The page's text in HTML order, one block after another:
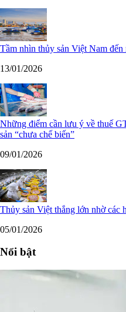
Tầm nhìn thủy sản Việt Nam đến
13/01/2026
Những điểm cần lưu ý về thuế
sản “chưa chế biến”
09/01/2026
Thủy sản Việt thắng lớn nhờ các
05/01/2026
Nổi bật